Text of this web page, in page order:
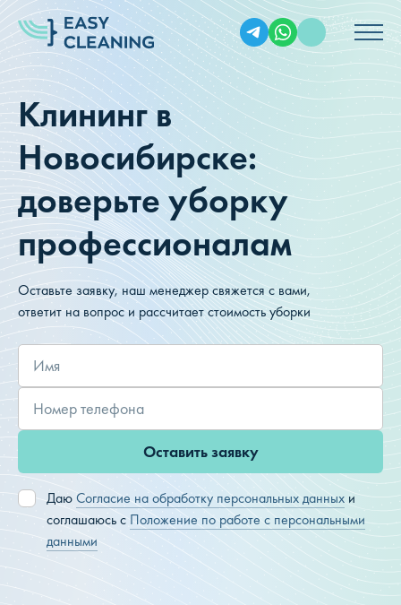
Клининг в
Новосибирске:
доверьте уборку
профессионалам
Оставьте заявку, наш менеджер свяжется с вами,
ответит на вопрос и рассчитает стоимость уборки
Оставить заявку
ДаюСогласие на обработку персональных данных и
соглашаюсь с Положение по работе с персональными
данными